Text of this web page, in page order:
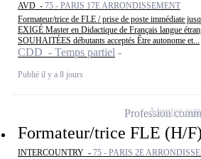
AVD - 75 - PARIS 17E ARRONDISSEMENT
Formateur/trice de FLE / prise de poste immédiate
EXIGÉ Master en Didactique de Français langue
SOUHAITÉES débutants acceptés Être autonome et...
CDD - Temps partiel
Publié il y a 8 jours
Formateur/trice FLE (H/F)
INTERCOUNTRY - 75 - PARIS 2E
Profession
Ajouter